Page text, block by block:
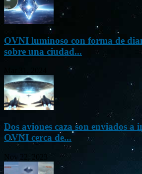
OVNI luminoso con forma de
sobre una ciudad...
Dos aviones caza son enviados a
OVNI cerca de...
Nov 22, 2023